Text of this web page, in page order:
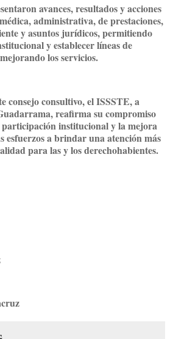
avances, resultados y acciones
administrativa, de prestaciones,
y asuntos jurídicos, permitiendo
y establecer líneas de
los servicios.
consejo consultivo, el ISSSTE, a
reafirma su compromiso
institucional y la mejora
esfuerzos a brindar una atención más
para las y los derechohabientes.